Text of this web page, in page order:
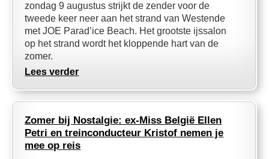
zondag 9 augustus strijkt de zender voor de
tweede keer neer aan het strand van Westende
met JOE Parad’ice Beach. Het grootste ijssalon
op het strand wordt het kloppende hart van de
zomer.
Lees verder
Zomer bij Nostalgie: ex-Miss België Ellen
Petri en treinconducteur Kristof nemen je
mee op reis